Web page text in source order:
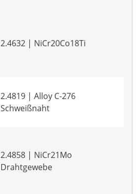
2.4632 | NiCr20Co18Ti
2.4819 | Alloy C-276
Schweißnaht
2.4858 | NiCr21Mo
Drahtgewebe